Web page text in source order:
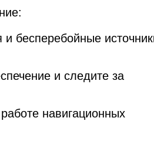
бесперебойные
и следите за
навигационных